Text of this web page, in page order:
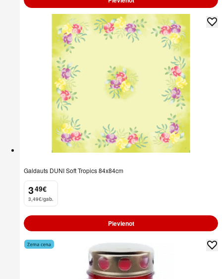
Galdauts DUNI Soft Tropics 84x84cm
3
. 49€
3,49€/gab.
Pievienot